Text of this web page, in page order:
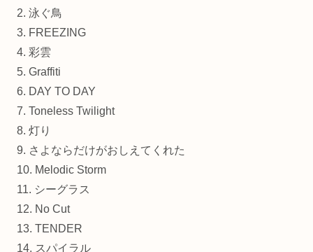
2. 泳ぐ鳥
3. FREEZING
4. 彩雲
5. Graffiti
6. DAY TO DAY
7. Toneless Twilight
8. 灯り
9. さよならだけがおしえてくれた
10. Melodic Storm
11. シーグラス
12. No Cut
13. TENDER
14. スパイラル